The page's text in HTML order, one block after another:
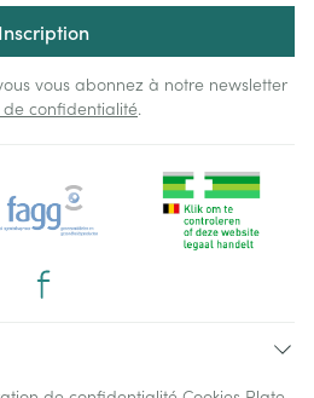
Inscription
vous abonnez à notre newsletter
confidentialité.